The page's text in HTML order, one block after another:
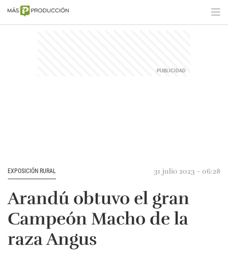
EXPOSICIÓN RURAL 31 julio 2023 - 06:28
Arandú obtuvo el gran
Campeón Macho de la
raza Angus